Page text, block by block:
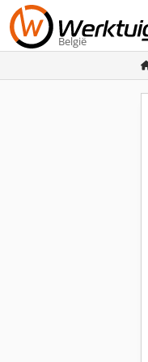
België